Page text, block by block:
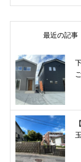
最近の記事